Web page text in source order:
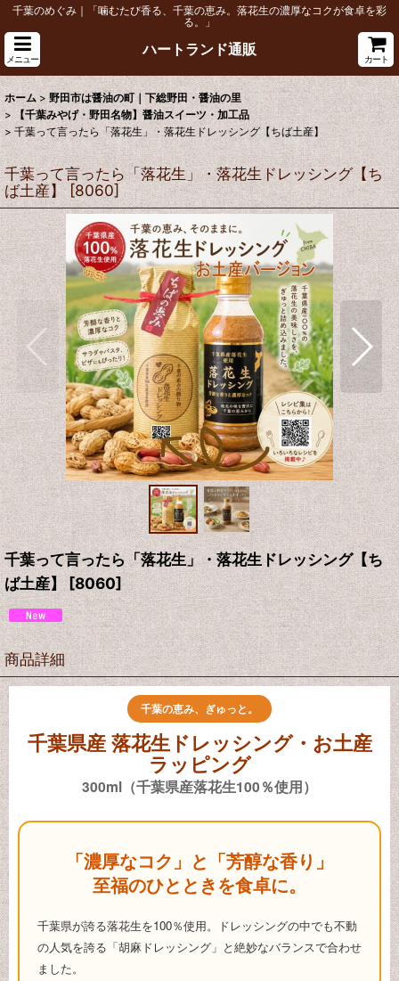
千葉のめぐみ｜「噛むたび香る、千葉の恵み。落花生の濃厚なコクが食卓を彩
る。」
メニュー
ハートランド通販
カート
ホーム > 野田市は醤油の町｜下総野田・醤油の里
> 【千葉みやげ・野田名物】醤油スイーツ・加工品
> 千葉って言ったら「落花生」・落花生ドレッシング【ちば土産】
千葉って言ったら「落花生」・落花生ドレッシング【ち
ば土産】 [8060]
千葉って言ったら「落花生」・落花生ドレッシング【ち
ば土産】 [8060]
商品詳細
千葉の恵み、ぎゅっと。
千葉県産 落花生ドレッシング・お土産
ラッピング
300ml（千葉県産落花生100％使用）
「濃厚なコク」と「芳醇な香り」
至福のひとときを食卓に。
千葉県が誇る落花生を100％使用。ドレッシングの中でも不動
の人気を誇る「胡麻ドレッシング」と絶妙なバランスで合わせ
ました。